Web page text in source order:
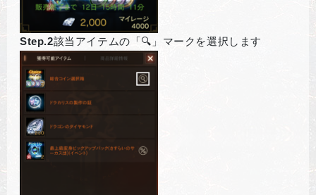
Step.2該当アイテムの「🔍」マークを選択します